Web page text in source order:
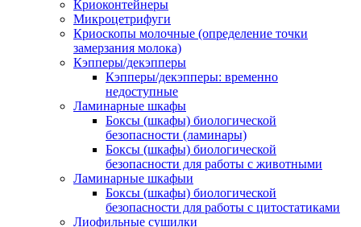
Криоконтейнеры
Микроцетрифуги
Криоскопы молочные (определение точки
замерзания молока)
Кэпперы/декэпперы
Кэпперы/декэпперы: временно
недоступные
Ламинарные шкафы
Боксы (шкафы) биологической
безопасности (ламинары)
Боксы (шкафы) биологической
безопасности для работы с животными
Ламинарные шкафыи
Боксы (шкафы) биологической
безопасности для работы с цитостатиками
Лиофильные сушилки